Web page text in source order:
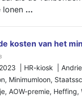
lonen ...
kosten van het
| HR-kiosk |
, Minimumloon,
, AOW-premie, Heffing,